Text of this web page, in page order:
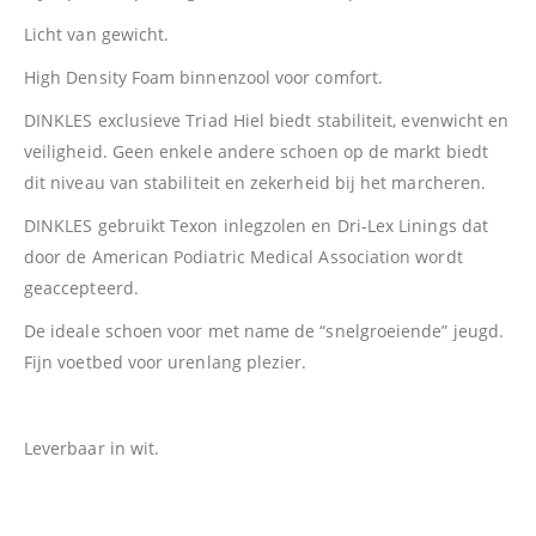
Licht van gewicht.
High Density Foam binnenzool voor comfort.
DINKLES exclusieve Triad Hiel biedt stabiliteit, evenwicht en
veiligheid. Geen enkele andere schoen op de markt biedt
dit niveau van stabiliteit en zekerheid bij het marcheren.
DINKLES gebruikt Texon inlegzolen en Dri-Lex Linings dat
door de American Podiatric Medical Association wordt
geaccepteerd.
De ideale schoen voor met name de “snelgroeiende” jeugd.
Fijn voetbed voor urenlang plezier.
Leverbaar in wit.